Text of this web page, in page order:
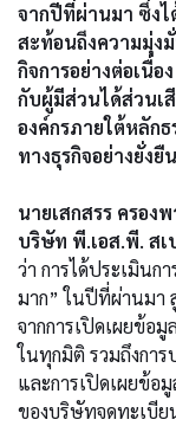
จากปีที่ผ่านมา ซึ่งไ
สะท้อนถึงความมุ่ง
กิจการอย่างต่อเนื่
กับผู้มีส่วนได้ส่วนเ
องค์กรภายใต้หลัก
ทางธุรกิจอย่างยั่งยืน
นายเสกสรร ครอง
บริษัท พี.เอส.พี. สเ
ว่า การได้ประเมินก
มาก” ในปีที่ผ่านมา
จากการเปิดเผยข้อ
ในทุกมิติ รวมถึงกา
และการเปิดเผยข้อ
ของบริษัทจดทะเบี